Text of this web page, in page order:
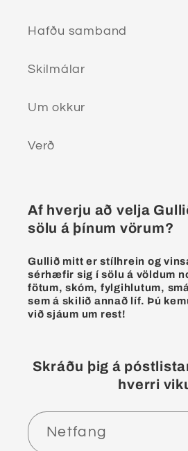
Hafðu samband
Skilmálar
Um okkur
Verð
Af hverju að velja
sölu á þínum vörum?
Gullið mitt er stílhrein og
sérhæfir sig í sölu á völdum
fötum, skóm, fylgihlutum,
sem á skilið annað líf. Þú
við sjáum um rest!
Skráðu þig á
hverri
Netfang